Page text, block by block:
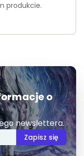
produkcie.
o
newslettera.
Zapisz się